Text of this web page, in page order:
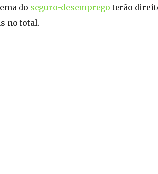
do seguro-desemprego terão
no total.